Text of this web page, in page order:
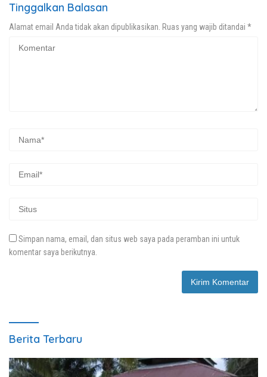
Tinggalkan Balasan
Alamat email Anda tidak akan dipublikasikan. Ruas yang wajib ditandai *
Simpan nama, email, dan situs web saya pada peramban ini untuk
komentar saya berikutnya.
Berita Terbaru